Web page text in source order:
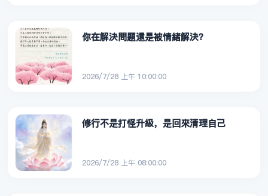
你在解決問題還是被情緒解決？
2026/7/28 上午 10:00:00
修行不是打怪升級，是回來清理自己
2026/7/28 上午 08:00:00